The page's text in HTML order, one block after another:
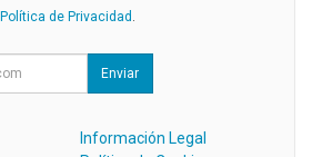
Política de Privacidad .
Enviar
Información Legal